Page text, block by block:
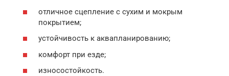
отличное сцепление с сухим и мокрым
покрытием;
устойчивость к аквапланированию;
комфорт при езде;
износостойкость.